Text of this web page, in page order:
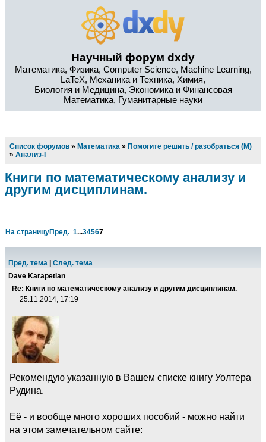
Научный форум dxdy
Математика, Физика, Computer Science, Machine Learning,
LaTeX, Механика и Техника, Химия,
Биология и Медицина, Экономика и Финансовая
Математика, Гуманитарные науки
Список форумов » Математика » Помогите решить / разобраться (М)
» Анализ-I
Книги по математическому анализу и
другим дисциплинам.
На страницуПред. 1...34567
Пред. тема
След. тема
Dave Karapetian
Re: Книги по математическому анализу и другим дисциплинам.
25.11.2014, 17:19
Рекомендую указанную в Вашем списке книгу Уолтера
Рудина.
Её - и вообще много хороших пособий - можно найти
на этом замечательном сайте: